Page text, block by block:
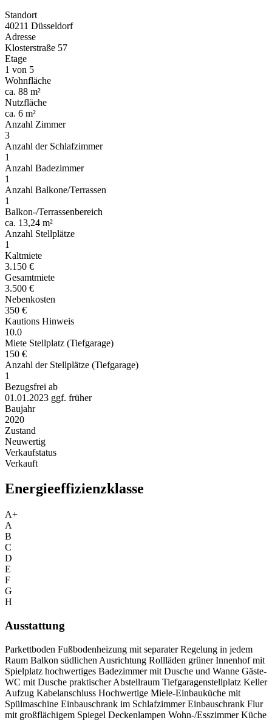
Standort
40211 Düsseldorf
Adresse
Klosterstraße 57
Etage
1 von 5
Wohnfläche
ca. 88 m²
Nutzfläche
ca. 6 m²
Anzahl Zimmer
3
Anzahl der Schlafzimmer
1
Anzahl Badezimmer
1
Anzahl Balkone/Terrassen
1
Balkon-/Terrassenbereich
ca. 13,24 m²
Anzahl Stellplätze
1
Kaltmiete
3.150 €
Gesamtmiete
3.500 €
Nebenkosten
350 €
Kautions Hinweis
10.0
Miete Stellplatz (Tiefgarage)
150 €
Anzahl der Stellplätze (Tiefgarage)
1
Bezugsfrei ab
01.01.2023 ggf. früher
Baujahr
2020
Zustand
Neuwertig
Verkaufstatus
Verkauft
Energieeffizienzklasse
A+
A
B
C
D
E
F
G
H
Ausstattung
Parkettboden Fußbodenheizung mit separater Regelung in jedem
Raum Balkon südlichen Ausrichtung Rollläden grüner Innenhof mit
Spielplatz hochwertiges Badezimmer mit Dusche und Wanne Gäste-
WC mit Dusche praktischer Abstellraum Tiefgaragenstellplatz Keller
Aufzug Kabelanschluss Hochwertige Miele-Einbauküche mit
Spülmaschine Einbauschrank im Schlafzimmer Einbauschrank Flur
mit großflächigem Spiegel Deckenlampen Wohn-/Esszimmer Küche